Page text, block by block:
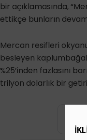
bir açıklamasında,
ettikçe bunların
Mercan resifleri
besleyen
%25’inden fazlasını
trilyon dolarlık bir